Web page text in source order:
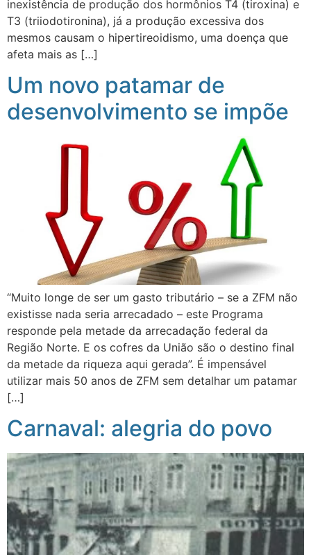
inexistência de produção dos hormônios T4 (tiroxina) e
T3 (triiodotironina), já a produção excessiva dos
mesmos causam o hipertireoidismo, uma doença que
afeta mais as […]
Um novo patamar de
desenvolvimento se impõe
“Muito longe de ser um gasto tributário – se a ZFM não
existisse nada seria arrecadado – este Programa
responde pela metade da arrecadação federal da
Região Norte. E os cofres da União são o destino final
da metade da riqueza aqui gerada”. É impensável
utilizar mais 50 anos de ZFM sem detalhar um patamar
[…]
Carnaval: alegria do povo